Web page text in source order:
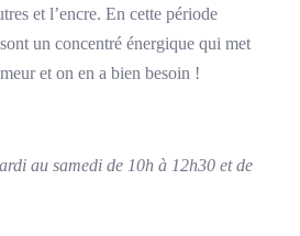
et l’encre. En cette période
un concentré énergique qui met
et on en a bien besoin !
au samedi de 10h à 12h30 et de